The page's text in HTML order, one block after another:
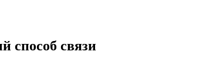
способ связи